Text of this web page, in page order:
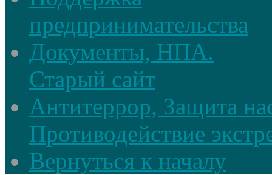
предпринимательства
Документы, НПА.
Старый сайт
Антитеррор, Защита
Противодействие
Вернуться к началу